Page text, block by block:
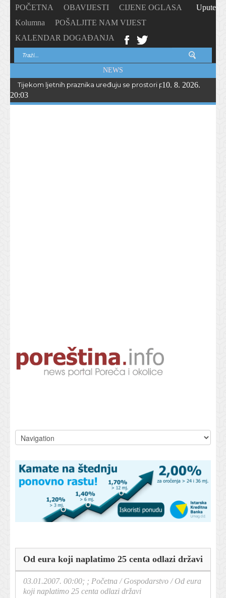
POČETNA OBAVIJESTI
CIJENE OGLASA
Kolumna
POŠALJITE NAM VIJEST
KALENDAR DOGAĐANJA
Upute
NEWS
Tijekom ljetnih praznika uređuju se prostori porečkih osnovnih
10. 8. 2026.
20:03
Od eura koji naplatimo 25 centa odlazi državi
03.01.2007. 00:00; ; Početna /Gospodarstvo /Od eura
koji naplatimo 25 centa odlazi državi